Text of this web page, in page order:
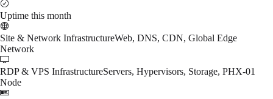
Uptime this month
Site & Network InfrastructureWeb, DNS, CDN, Global Edge
Network
RDP & VPS InfrastructureServers, Hypervisors, Storage, PHX-01
Node